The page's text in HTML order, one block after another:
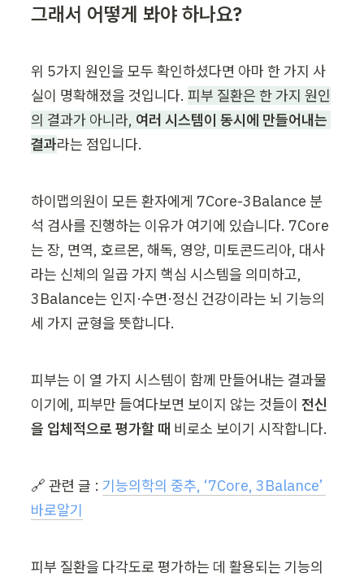
그래서 어떻게 봐야 하나요?
위 5가지 원인을 모두 확인하셨다면 아마 한 가지 사
실이 명확해졌을 것입니다. 피부 질환은 한 가지 원인
의 결과가 아니라, 여러 시스템이 동시에 만들어내는
결과라는 점입니다.
하이맵의원이 모든 환자에게 7Core-3Balance 분
석 검사를 진행하는 이유가 여기에 있습니다. 7Core
는 장, 면역, 호르몬, 해독, 영양, 미토콘드리아, 대사
라는 신체의 일곱 가지 핵심 시스템을 의미하고,
3Balance는 인지·수면·정신 건강이라는 뇌 기능의
세 가지 균형을 뜻합니다.
피부는 이 열 가지 시스템이 함께 만들어내는 결과물
이기에, 피부만 들여다보면 보이지 않는 것들이 전신
을 입체적으로 평가할 때 비로소 보이기 시작합니다.
🔗 관련 글 : 기능의학의 중추, ‘7Core, 3Balance’
바로알기
피부 질환을 다각도로 평가하는 데 활용되는 기능의